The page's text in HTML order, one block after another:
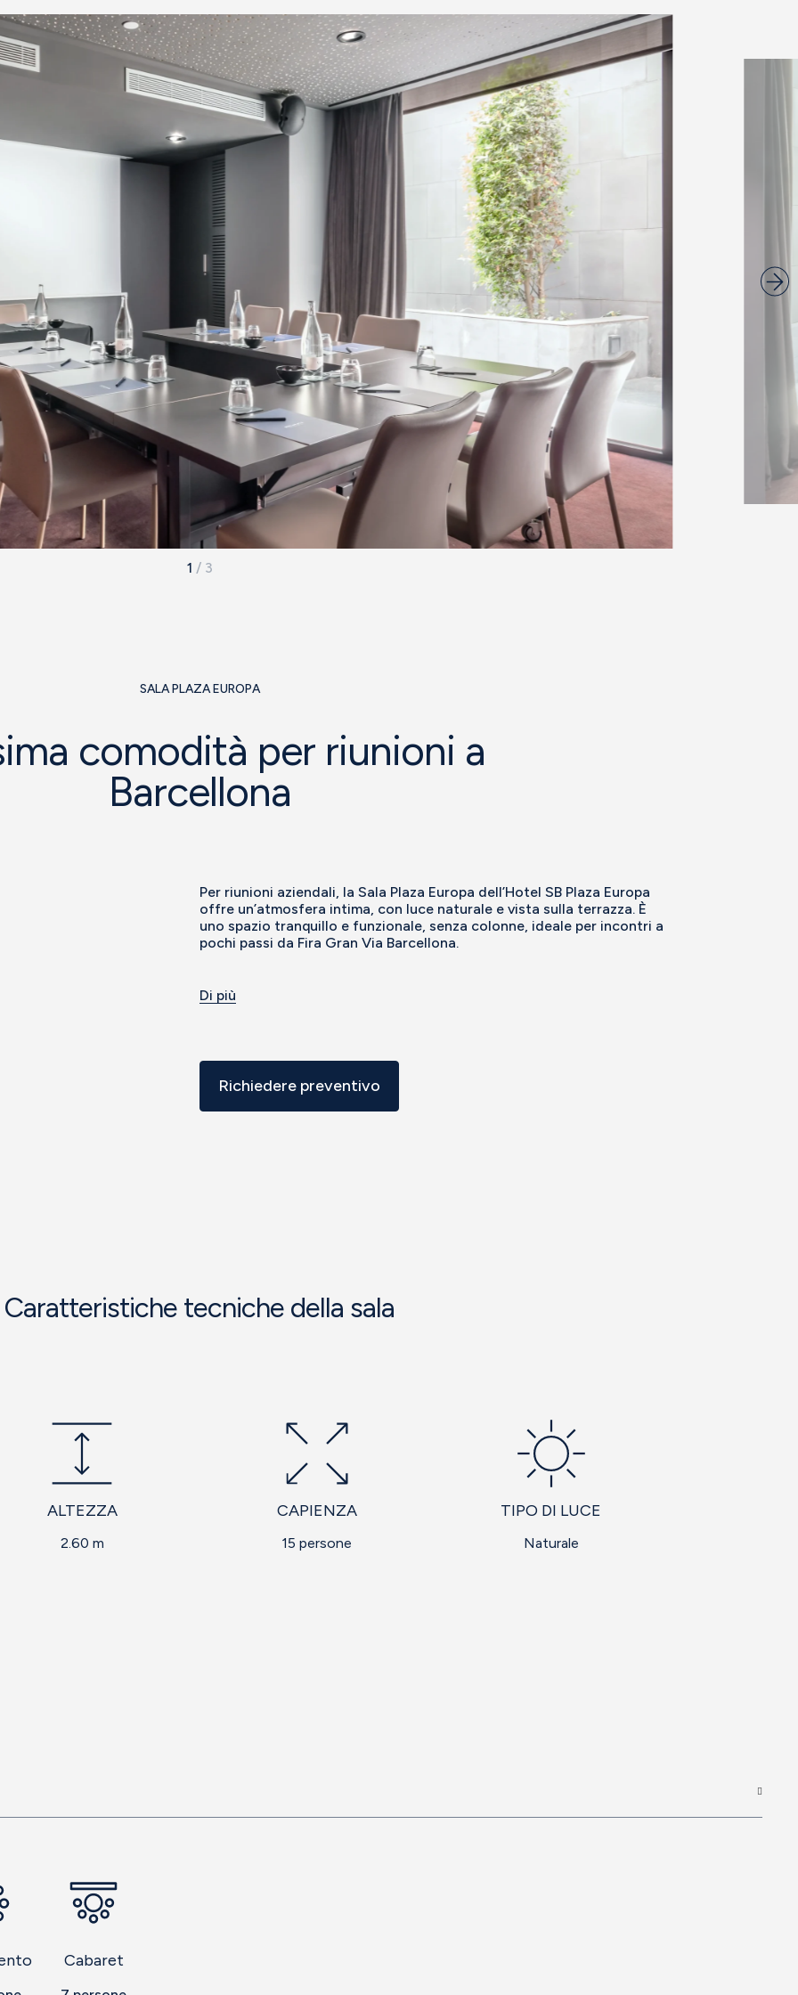
1 / 3
SALA PLAZA EUROPA
comodità per riunioni a
Barcellona
Per riunioni aziendali, la Sala Plaza Europa dell’Hotel SB Plaza Europa
offre un’atmosfera intima, con luce naturale e vista sulla terrazza. È
uno spazio tranquillo e funzionale, senza colonne, ideale per incontri a
pochi passi da Fira Gran Via Barcellona.
Di più
Richiedere preventivo
Caratteristiche tecniche della sala
ALTEZZA
2.60 m
CAPIENZA
15 persone
TIPO DI LUCE
Naturale
Cabaret